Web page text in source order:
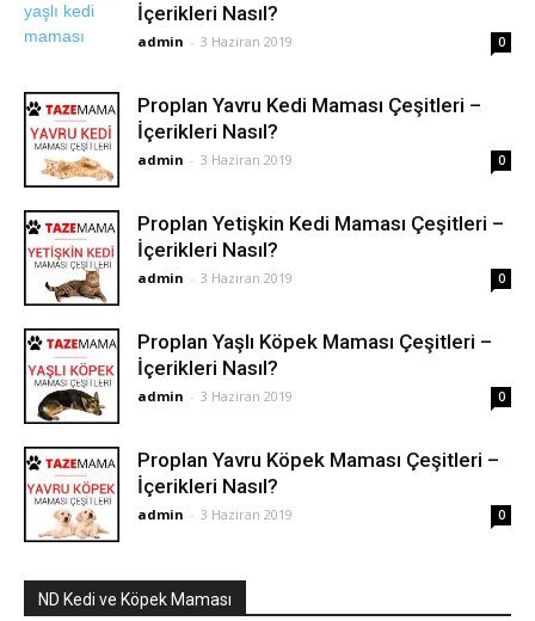
İçerikleri Nasıl?
admin - 3 Haziran 2019 0
Proplan Yavru Kedi Maması Çeşitleri –
İçerikleri Nasıl?
admin - 3 Haziran 2019 0
Proplan Yetişkin Kedi Maması Çeşitleri –
İçerikleri Nasıl?
admin - 3 Haziran 2019 0
Proplan Yaşlı Köpek Maması Çeşitleri –
İçerikleri Nasıl?
admin - 3 Haziran 2019 0
Proplan Yavru Köpek Maması Çeşitleri –
İçerikleri Nasıl?
admin - 3 Haziran 2019 0
ND Kedi ve Köpek Maması